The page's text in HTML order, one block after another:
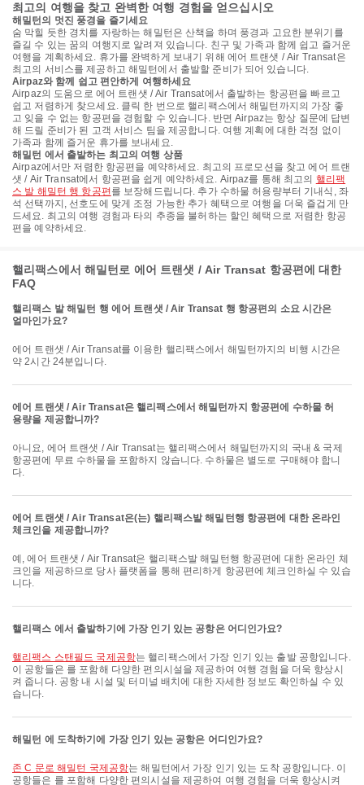
최고의 여행을 찾고 완벽한 여행 경험을 얻으십시오
해밀턴의 멋진 풍경을 즐기세요
숨 막힐 듯한 경치를 자랑하는 해밀턴은 산책을 하며 풍경과 고요한 분위기를
즐길 수 있는 꿈의 여행지로 알려져 있습니다. 친구 및 가족과 함께 쉽고 즐거운
여행을 계획하세요. 휴가를 완벽하게 보내기 위해 에어 트랜샛 / Air Transat은
최고의 서비스를 제공하고 해밀턴에서 출발할 준비가 되어 있습니다.
Airpaz와 함께 쉽고 편안하게 여행하세요
Airpaz의 도움으로 에어 트랜샛 / Air Transat에서 출발하는 항공편을 빠르고
쉽고 저렴하게 찾으세요. 클릭 한 번으로 핼리팩스에서 해밀턴까지의 가장 좋
고 잊을 수 없는 항공편을 경험할 수 있습니다. 반면 Airpaz는 항상 질문에 답변
해 드릴 준비가 된 고객 서비스 팀을 제공합니다. 여행 계획에 대한 걱정 없이
가족과 함께 즐거운 휴가를 보내세요.
해밀턴 에서 출발하는 최고의 여행 상품
Airpaz에서만 저렴한 항공편을 예약하세요. 최고의 프로모션을 찾고 에어 트랜
샛 / Air Transat에서 항공편을 쉽게 예약하세요. Airpaz를 통해 최고의 핼리팩
스 발 해밀턴 행 항공편 를 보장해드립니다. 추가 수하물 허용량부터 기내식, 좌
석 선택까지, 선호도에 맞게 조정 가능한 추가 혜택으로 여행을 더욱 즐겁게 만
드세요. 최고의 여행 경험과 타의 추종을 불허하는 할인 혜택으로 저렴한 항공
편을 예약하세요.
핼리팩스에서 해밀턴로 에어 트랜샛 / Air Transat 항공편에 대한
FAQ
핼리팩스 발 해밀턴 행 에어 트랜샛 / Air Transat 행 항공편의 소요 시간은
얼마인가요?
에어 트랜샛 / Air Transat를 이용한 핼리팩스에서 해밀턴까지의 비행 시간은
약 2시간 24분입니다.
에어 트랜샛 / Air Transat은 핼리팩스에서 해밀턴까지 항공편에 수하물 허
용량을 제공합니까?
아니요, 에어 트랜샛 / Air Transat는 핼리팩스에서 해밀턴까지의 국내 & 국제
항공편에 무료 수하물을 포함하지 않습니다. 수하물은 별도로 구매해야 합니
다.
에어 트랜샛 / Air Transat은(는) 핼리팩스발 해밀턴행 항공편에 대한 온라인
체크인을 제공합니까?
예, 에어 트랜샛 / Air Transat은 핼리팩스발 해밀턴행 항공편에 대한 온라인 체
크인을 제공하므로 당사 플랫폼을 통해 편리하게 항공편에 체크인하실 수 있습
니다.
핼리팩스 에서 출발하기에 가장 인기 있는 공항은 어디인가요?
핼리팩스 스탠필드 국제공항는 핼리팩스에서 가장 인기 있는 출발 공항입니다.
이 공항들은 를 포함해 다양한 편의시설을 제공하여 여행 경험을 더욱 향상시
켜 줍니다. 공항 내 시설 및 터미널 배치에 대한 자세한 정보도 확인하실 수 있
습니다.
해밀턴 에 도착하기에 가장 인기 있는 공항은 어디인가요?
존 C 문로 해밀턴 국제공항는 해밀턴에서 가장 인기 있는 도착 공항입니다. 이
공항들은 를 포함해 다양한 편의시설을 제공하여 여행 경험을 더욱 향상시켜